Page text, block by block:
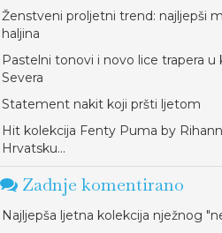
Ženstveni proljetni trend: najljepši
haljina
Pastelni tonovi i novo lice trapera u
Severa
Statement nakit koji pršti ljetom
Hit kolekcija Fenty Puma by
Hrvatsku...
Zadnje komentirano
Najljepša ljetna kolekcija nježnog